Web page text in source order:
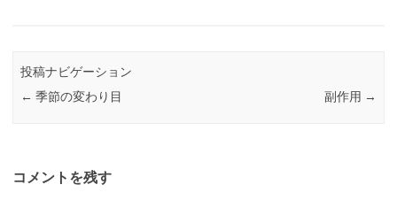
投稿ナビゲーション
← 季節の変わり目 副作用 →
コメントを残す